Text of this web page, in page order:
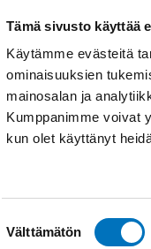
Tämä sivusto käyttää
Käytämme evästeitä
ominaisuuksien
mainosalan ja
Kumppanimme voivat
kun olet käyttänyt
Välttämätön
Saavutettavuusseloste